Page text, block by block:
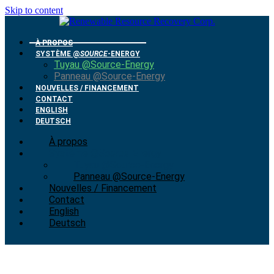
Skip to content
À PROPOS
SYSTÈME @SOURCE-ENERGY
Tuyau @Source-Energy
Panneau @Source-Energy
NOUVELLES / FINANCEMENT
CONTACT
ENGLISH
DEUTSCH
À propos
Panneau @Source-Energy
Nouvelles / Financement
Contact
English
Deutsch